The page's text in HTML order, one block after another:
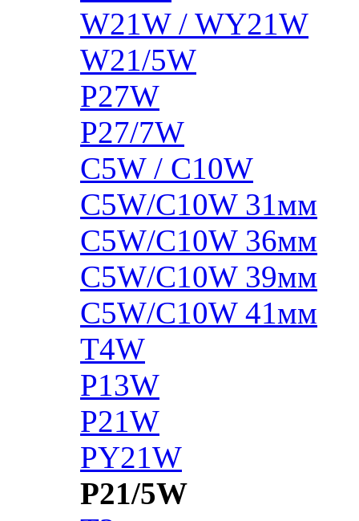
W21W / WY21W
W21/5W
P27W
P27/7W
C5W / C10W
C5W/C10W 31мм
C5W/C10W 36мм
C5W/C10W 39мм
C5W/C10W 41мм
T4W
P13W
P21W
PY21W
P21/5W